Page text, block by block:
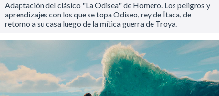
Adaptación del clásico "La Odisea" de Homero. Los peligros y
aprendizajes con los que se topa Odiseo, rey de Ítaca, de
retorno a su casa luego de la mítica guerra de Troya.